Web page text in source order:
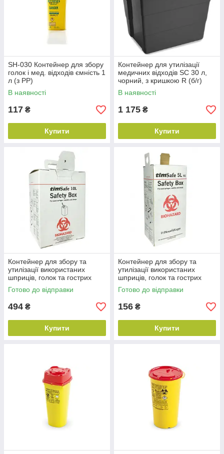
SH-030 Контейнер для збору
голок і мед. відходів ємність 1
л (з PP)
В наявності
117 ₴
Купити
Контейнер для утилізації
медичних відходів SC 30 л,
чорний, з кришкою R (б/г)
В наявності
1 175 ₴
Купити
Контейнер для збору та
утилізації використаних
шприців, голок та гострих
предметів TimSafe 10L, (з
КАРТОНУ)
Готово до відправки
494 ₴
Купити
Контейнер для збору та
утилізації використаних
шприців, голок та гострих
предметів TimSafe 5L NE, (з
КАРТОНУ)
Готово до відправки
156 ₴
Купити